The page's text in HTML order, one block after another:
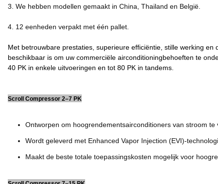
3. We hebben modellen gemaakt in China, Thailand en België.
4. 12 eenheden verpakt met één pallet.
Met betrouwbare prestaties, superieure efficiëntie, stille werking
beschikbaar is om uw commerciële airconditioningbehoeften te
40 PK in enkele uitvoeringen en tot 80 PK in tandems.
Scroll Compressor 2–7 PK
Ontworpen om hoogrendementsairconditioners van stroom
Wordt geleverd met Enhanced Vapor Injection (EVI)-
Maakt de beste totale toepassingskosten mogelijk voor